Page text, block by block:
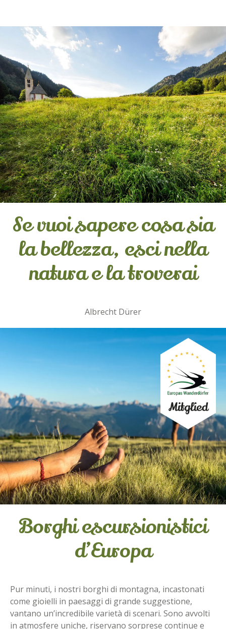
Se vuoi sapere cosa sia
la bellezza, esci nella
natura e la troverai
Albrecht Dürer
Borghi escursionistici
d’Europa
Pur minuti, i nostri borghi di montagna, incastonati
come gioielli in paesaggi di grande suggestione,
vantano un’incredibile varietà di scenari. Sono avvolti
in atmosfere uniche, riservano sorprese continue e